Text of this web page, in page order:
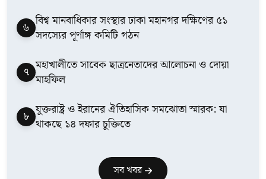
৬ বিশ্ব মানবাধিকার সংস্থার ঢাকা মহানগর দক্ষিণের ৫১
সদস্যের পূর্ণাঙ্গ কমিটি গঠন
৭ মহাখালীতে সাবেক ছাত্রনেতাদের আলোচনা ও দোয়া
মাহফিল
৮ যুক্তরাষ্ট্র ও ইরানের ঐতিহাসিক সমঝোতা স্মারক: যা
থাকছে ১৪ দফার চুক্তিতে
সব খবর